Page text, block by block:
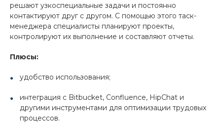
решают узкоспециальные задачи и постоянно
контактируют друг с другом. С помощью этого таск-
менеджера специалисты планируют проекты,
контролируют их выполнение и составляют отчеты.
Плюсы:
удобство использования;
интеграция с Bitbucket, Confluence, HipChat и
другими инструментами для оптимизации трудовых
процессов.